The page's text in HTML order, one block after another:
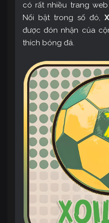
có rất nhiều trang
Nổi bật trong số đó,
được đón nhận của
thích bóng đá.